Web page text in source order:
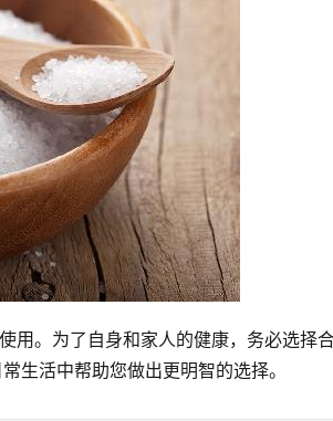
用。为了自身和家人的健康，务必选择
生活中帮助您做出更明智的选择。